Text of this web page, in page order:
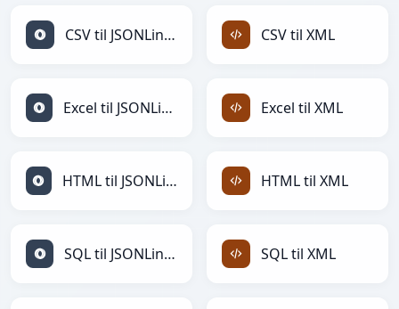
CSV til JSONLines CSV til XML
Excel til JSONLines Excel til XML
HTML til JSONLines HTML til XML
SQL til JSONLines SQL til XML